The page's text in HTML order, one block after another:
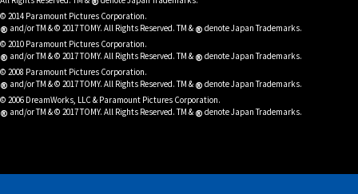
© 2014 Paramount Pictures Corporation.
® and/or TM & © 2017 TOMY. All Rights Reserved. TM & ® denote Japan Trademarks.
© 2010 Paramount Pictures Corporation.
® and/or TM & © 2017 TOMY. All Rights Reserved. TM & ® denote Japan Trademarks.
© 2008 Paramount Pictures Corporation.
® and/or TM & © 2017 TOMY. All Rights Reserved. TM & ® denote Japan Trademarks.
© 2006 DreamWorks, LLC & Paramount Pictures Corporation.
® and/or TM & © 2017 TOMY. All Rights Reserved. TM & ® denote Japan Trademarks.